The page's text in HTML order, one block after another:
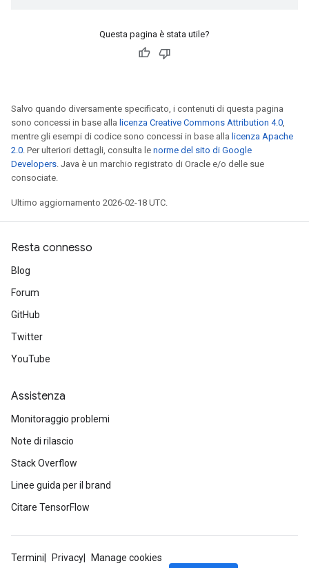
Questa pagina è stata utile?
Salvo quando diversamente specificato, i contenuti di questa pagina
sono concessi in base alla licenza Creative Commons Attribution 4.0,
mentre gli esempi di codice sono concessi in base alla licenza Apache
2.0. Per ulteriori dettagli, consulta le norme del sito di Google
Developers. Java è un marchio registrato di Oracle e/o delle sue
consociate.
Ultimo aggiornamento 2026-02-18 UTC.
Resta connesso
Blog
Forum
GitHub
Twitter
YouTube
Assistenza
Monitoraggio problemi
Note di rilascio
Stack Overflow
Linee guida per il brand
Citare TensorFlow
Termini Privacy Manage cookies